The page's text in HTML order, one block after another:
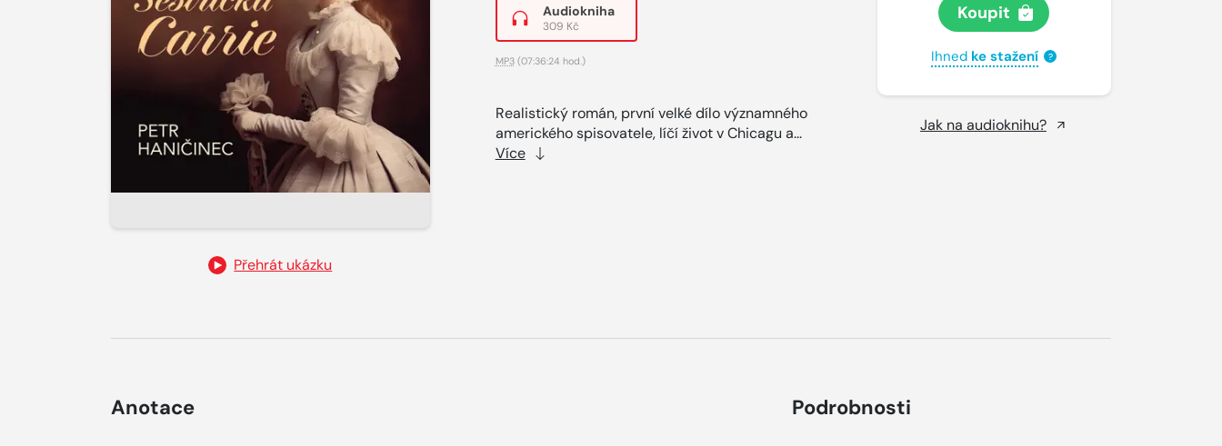
Přehrát ukázku
Audiokniha
309 Kč
MP3(07:36:24 hod.)
Realistický román, první velké dílo významného
amerického spisovatele, líčí život v Chicagu a...
Více
Koupit
Ihned ke stažení ?
Jak na audioknihu?
Anotace Podrobnosti